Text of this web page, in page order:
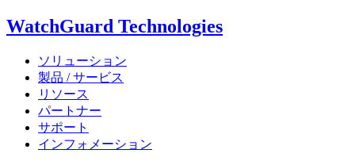
WatchGuard Technologies
ソリューション
製品 / サービス
リソース
パートナー
サポート
インフォメーション